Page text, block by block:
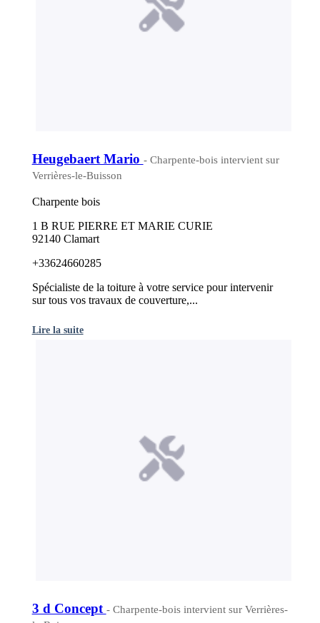
Heugebaert Mario - Charpente-bois intervient sur
Verrières-le-Buisson
Charpente bois
1 B RUE PIERRE ET MARIE CURIE
92140 Clamart
+33624660285
Spécialiste de la toiture à votre service pour intervenir
sur tous vos travaux de couverture,...
Lire la suite
3 d Concept - Charpente-bois intervient sur Verrières-